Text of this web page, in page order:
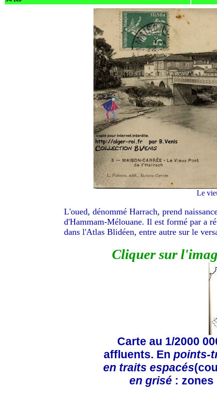
Le
L'oued, dénommé Harrach, prend
d'Hammam-Mélouane. Il est formé par a
dans l'Atlas Blidéen, entre autre sur le
Cliquer sur
Carte au 1/2000
affluents. En points-
en traits espacés
en grisé :